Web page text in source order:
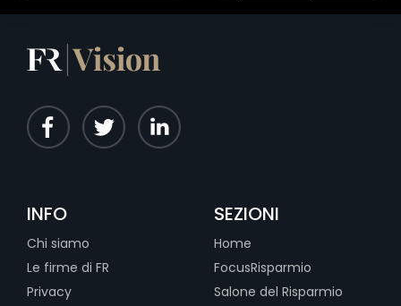
INFO
Chi siamo
Le firme di FR
Privacy
SEZIONI
Home
FocusRisparmio
Salone del Risparmio